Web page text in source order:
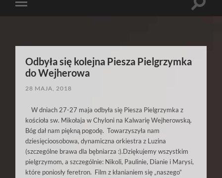
Toggle
Toggle
Odbyła się kolejna Piesza Pielgrzymka
do Wejherowa
28 MAJA, 2018
W dniach 27-27 maja odbyła się Piesza Pielgrzymka z
kościoła sw. Mikołaja w Chyloni na Kalwarię Wejherowską.
Bóg dał nam piękną pogodę. Towarzyszyła nam
dziesięcioosobowa, dynamiczna orkiestra z Luzina
(szczególne brawa dla bębniarza :).Dziękujemywszystkim
pielgrzymom, a szczególnie: Nikoli, Paulinie, Dianie i Marysi,
które poniosły feretron. Film z kłanianiem się „naszego”